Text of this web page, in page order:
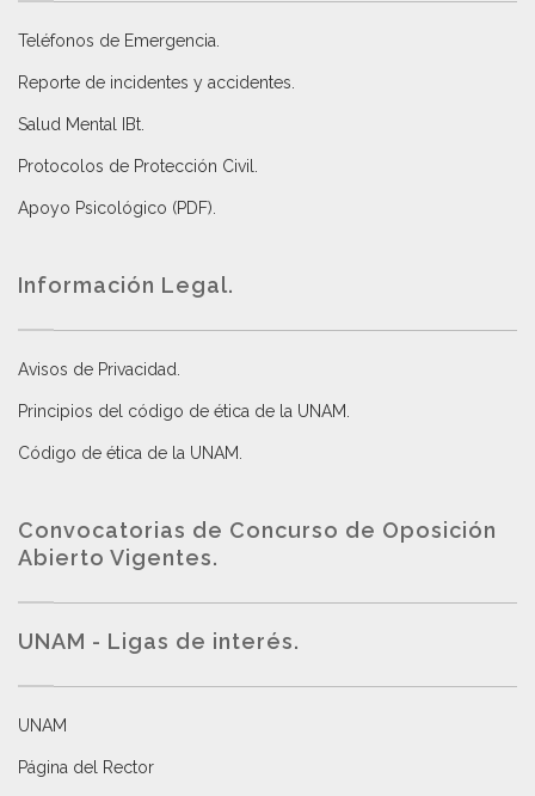
Teléfonos de Emergencia.
Reporte de incidentes y accidentes
Salud Mental IBt
Protocolos de Protección Civil
Apoyo Psicológico (PDF)
Información Legal.
Avisos de Privacidad
Principios del código de ética de la UNAM
Código de ética de la UNAM
Convocatorias de Concurso de Oposición
Abierto Vigentes.
UNAM - Ligas de interés.
UNAM
Página del Rector